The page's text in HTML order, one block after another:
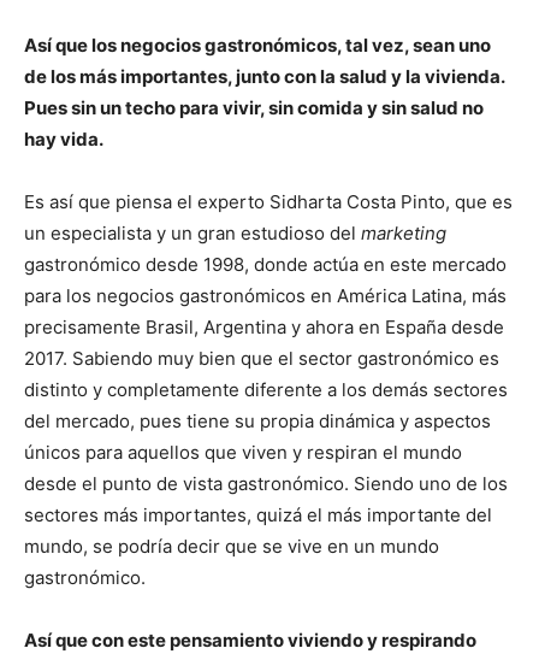
Así que los negocios gastronómicos, tal vez, sean uno
de los más importantes, junto con la salud y la vivienda.
Pues sin un techo para vivir, sin comida y sin salud no
hay vida.
Es así que piensa el experto Sidharta Costa Pinto, que es
un especialista y un gran estudioso del marketing
gastronómico desde 1998, donde actúa en este mercado
para los negocios gastronómicos en América Latina, más
precisamente Brasil, Argentina y ahora en España desde
2017. Sabiendo muy bien que el sector gastronómico es
distinto y completamente diferente a los demás sectores
del mercado, pues tiene su propia dinámica y aspectos
únicos para aquellos que viven y respiran el mundo
desde el punto de vista gastronómico. Siendo uno de los
sectores más importantes, quizá el más importante del
mundo, se podría decir que se vive en un mundo
gastronómico.
Así que con este pensamiento viviendo y respirando